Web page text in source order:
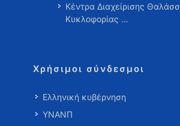
Κέντρα Διαχείρισης
Κυκλοφορίας …
Χρήσιμοι σύνδεσμοι
Ελληνική κυβέρνηση
ΥΝΑΝΠ